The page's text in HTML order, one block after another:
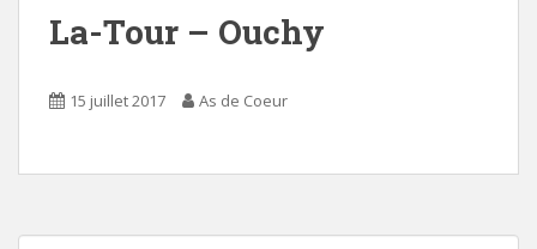
La-Tour – Ouchy
15 juillet 2017 As de Coeur